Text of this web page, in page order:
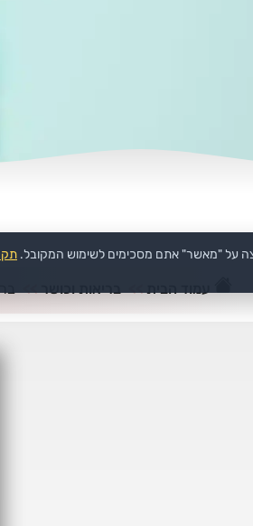
עמוד הבית >> בריאות וכושר >>
על "מאשר" אתם מסכימים לשימוש המקובל.